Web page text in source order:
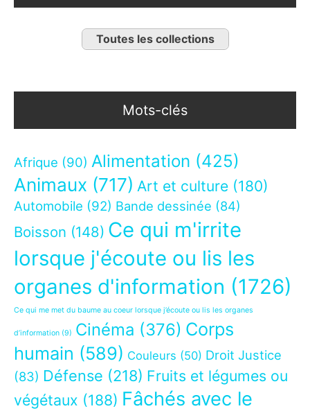
Toutes les collections
Mots-clés
Afrique (90) Alimentation (425)
Animaux (717) Art et culture (180)
Automobile (92) Bande dessinée (84)
Boisson (148) Ce qui m'irrite
lorsque j'écoute ou lis les
organes d'information (1726)
Ce qui me met du baume au coeur lorsque j’écoute ou lis les organes
d’information (9) Cinéma (376) Corps
humain (589) Couleurs (50) Droit Justice
(83) Défense (218) Fruits et légumes ou
végétaux (188) Fâchés avec le